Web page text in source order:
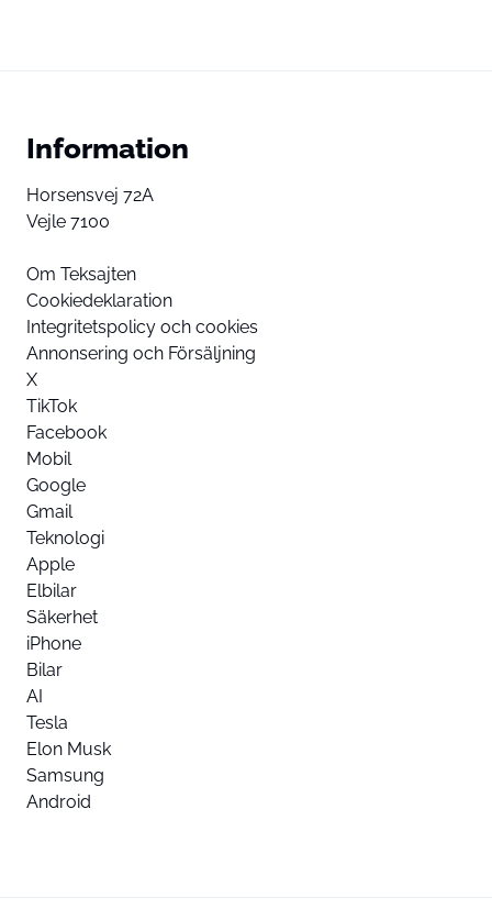
Information
Horsensvej 72A
Vejle 7100
Om Teksajten
Cookiedeklaration
Integritetspolicy och cookies
Annonsering och Försäljning
X
TikTok
Facebook
Mobil
Google
Gmail
Teknologi
Apple
Elbilar
Säkerhet
iPhone
Bilar
AI
Tesla
Elon Musk
Samsung
Android